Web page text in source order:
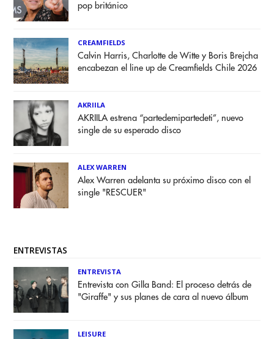
pop británico
CREAMFIELDS
Calvin Harris, Charlotte de Witte y Boris Brejcha
encabezan el line up de Creamfields Chile 2026
AKRIILA
AKRIILA estrena “partedemipartedeti”, nuevo
single de su esperado disco
ALEX WARREN
Alex Warren adelanta su próximo disco con el
single "RESCUER"
ENTREVISTAS
ENTREVISTA
Entrevista con Gilla Band: El proceso detrás de
"Giraffe" y sus planes de cara al nuevo álbum
LEISURE